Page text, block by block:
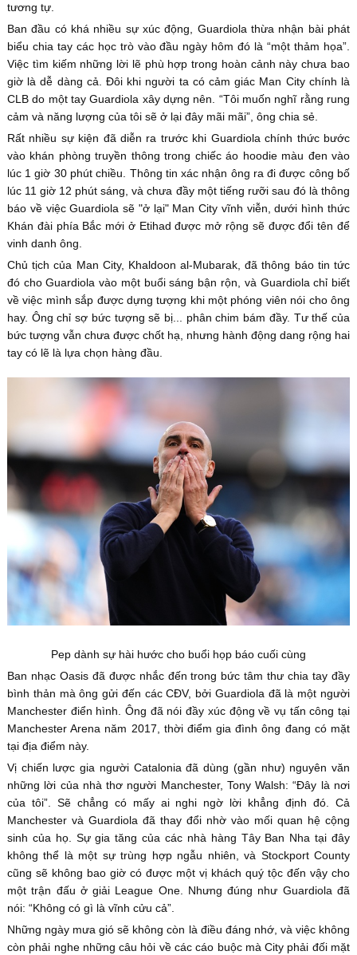
tương tự.
Ban đầu có khá nhiều sự xúc động, Guardiola thừa nhận bài phát
biểu chia tay các học trò vào đầu ngày hôm đó là “một thảm họa”.
Việc tìm kiếm những lời lẽ phù hợp trong hoàn cảnh này chưa bao
giờ là dễ dàng cả. Đôi khi người ta có cảm giác Man City chính là
CLB do một tay Guardiola xây dựng nên. “Tôi muốn nghĩ rằng rung
cảm và năng lượng của tôi sẽ ở lại đây mãi mãi”, ông chia sẻ.
Rất nhiều sự kiện đã diễn ra trước khi Guardiola chính thức bước
vào khán phòng truyền thông trong chiếc áo hoodie màu đen vào
lúc 1 giờ 30 phút chiều. Thông tin xác nhận ông ra đi được công bố
lúc 11 giờ 12 phút sáng, và chưa đầy một tiếng rưỡi sau đó là thông
báo về việc Guardiola sẽ "ở lại" Man City vĩnh viễn, dưới hình thức
Khán đài phía Bắc mới ở Etihad được mở rộng sẽ được đổi tên để
vinh danh ông.
Chủ tịch của Man City, Khaldoon al-Mubarak, đã thông báo tin tức
đó cho Guardiola vào một buổi sáng bận rộn, và Guardiola chỉ biết
về việc mình sắp được dựng tượng khi một phóng viên nói cho ông
hay. Ông chỉ sợ bức tượng sẽ bị... phân chim bám đầy. Tư thế của
bức tượng vẫn chưa được chốt hạ, nhưng hành động dang rộng hai
tay có lẽ là lựa chọn hàng đầu.
Pep dành sự hài hước cho buổi họp báo cuối cùng
Ban nhạc Oasis đã được nhắc đến trong bức tâm thư chia tay đầy
bình thản mà ông gửi đến các CĐV, bởi Guardiola đã là một người
Manchester điển hình. Ông đã nói đầy xúc động về vụ tấn công tại
Manchester Arena năm 2017, thời điểm gia đình ông đang có mặt
tại địa điểm này.
Vị chiến lược gia người Catalonia đã dùng (gần như) nguyên văn
những lời của nhà thơ người Manchester, Tony Walsh: “Đây là nơi
của tôi”. Sẽ chẳng có mấy ai nghi ngờ lời khẳng định đó. Cả
Manchester và Guardiola đã thay đổi nhờ vào mối quan hệ cộng
sinh của họ. Sự gia tăng của các nhà hàng Tây Ban Nha tại đây
không thể là một sự trùng hợp ngẫu nhiên, và Stockport County
cũng sẽ không bao giờ có được một vị khách quý tộc đến vậy cho
một trận đấu ở giải League One. Nhưng đúng như Guardiola đã
nói: “Không có gì là vĩnh cửu cả”.
Những ngày mưa gió sẽ không còn là điều đáng nhớ, và việc không
còn phải nghe những câu hỏi về các cáo buộc mà City phải đối mặt